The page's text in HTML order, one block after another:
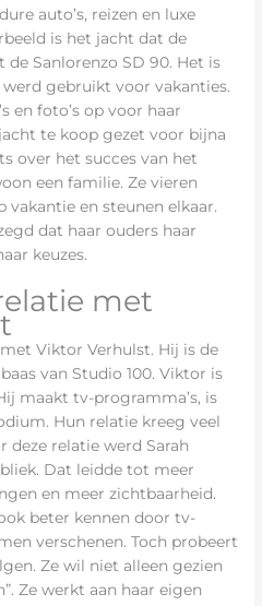
auto’s, reizen en luxe
is het jacht dat de
Sanlorenzo SD 90. Het is
gebruikt voor vakanties.
en foto’s op voor haar
te koop gezet voor bijna
over het succes van het
een familie. Ze vieren
vakantie en steunen elkaar.
dat haar ouders haar
keuzes.
met
Viktor Verhulst. Hij is de
van Studio 100. Viktor is
maakt tv-programma’s, is
Hun relatie kreeg veel
deze relatie werd Sarah
Dat leidde tot meer
en meer zichtbaarheid.
beter kennen door tv-
verschenen. Toch probeert
Ze wil niet alleen gezien
Ze werkt aan haar eigen